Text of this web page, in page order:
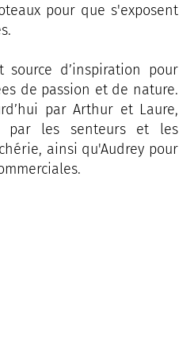
pour que s'exposent
source d’inspiration pour
de passion et de nature.
par Arthur et Laure,
par les senteurs et les
ainsi qu'Audrey pour